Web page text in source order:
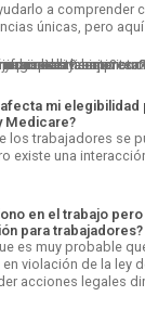
a comprender
únicas, pero
negocio a tiempo
y
de trabajo?
y despedir asistentes?
por hora?
de la
mi elegibilidad
Medicare?
los trabajadores se
existe una
en el trabajo
para trabajadores?
es muy probable
violación de la ley
acciones legales